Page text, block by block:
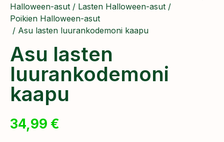
Halloween-asut / Lasten Halloween-asut /
Poikien Halloween-asut
/ Asu lasten luurankodemoni kaapu
Asu lasten
luurankodemoni
kaapu
34,99 €